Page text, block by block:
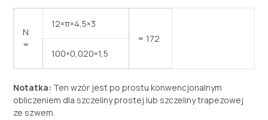
N
=
12×π×4,5×3
= 172
100×0,020×1,5
Notatka: Ten wzór jest po prostu konwencjonalnym
obliczeniem dla szczeliny prostej lub szczeliny trapezowej
ze szwem.